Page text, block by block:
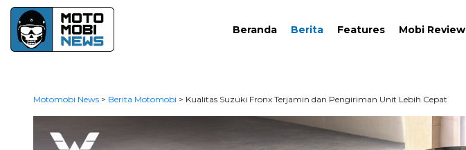
Beranda Berita Features Mobi Review
Motomobi News> Berita Motomobi > Kualitas Suzuki Fronx Terjamin dan Pengiriman Unit Lebih Cepat